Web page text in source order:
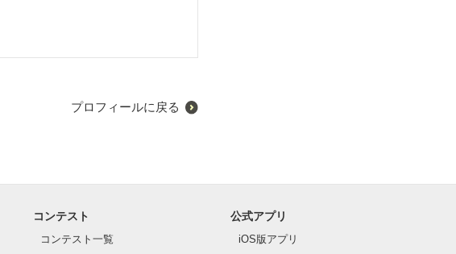
プロフィールに戻る
コンテスト
コンテスト一覧
公式アプリ
iOS版アプリ